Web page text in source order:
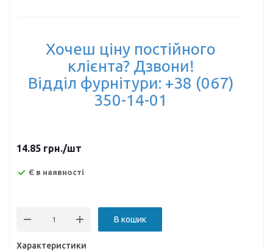
Хочеш ціну постійного
клієнта? Дзвони!
Відділ фурнітури: +38 (067)
350-14-01
14.85 грн./шт
Є в наявності
В кошик
Характеристики